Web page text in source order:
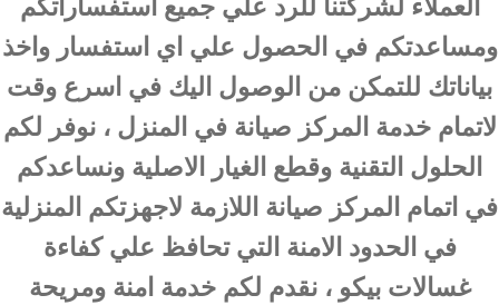
العملاء لشركتنا للرد علي جميع استفساراتكم
ومساعدتكم في الحصول علي اي استفسار واخذ
بياناتك للتمكن من الوصول اليك في اسرع وقت
لاتمام خدمة المركز صيانة في المنزل ، نوفر لكم
الحلول التقنية وقطع الغيار الاصلية ونساعدكم
في اتمام المركز صيانة اللازمة لاجهزتكم المنزلية
في الحدود الامنة التي تحافظ علي كفاءة
غسالات بيكو ، نقدم لكم خدمة امنة ومريحة